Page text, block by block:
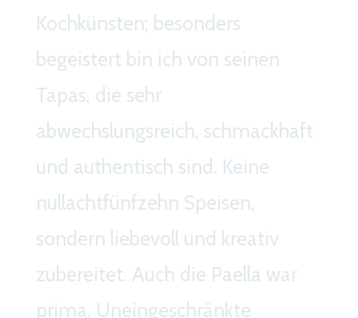
Kochkünsten; besonders
begeistert bin ich von seinen
Tapas, die sehr
abwechslungsreich, schmackhaft
und authentisch sind. Keine
nullachtfünfzehn Speisen,
sondern liebevoll und kreativ
zubereitet. Auch die Paella war
prima. Uneingeschränkte